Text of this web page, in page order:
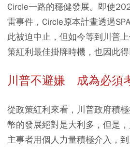
Circle一路的穩健發展。即使
雷事件，Circle原本計畫透過
此被迫中止，但如今等到川普
策紅利最佳掛牌時機，也因此得
川普不避嫌 成為必須
從政策紅利來看，川普政府積
幣的發展絕對是大利多，但是
主事者用個人力量積極介入，